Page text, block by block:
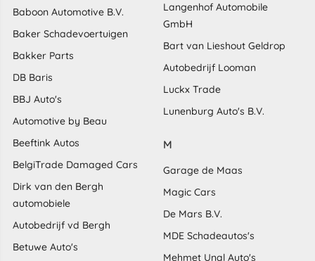
Baboon Automotive B.V.
Baker Schadevoertuigen
Bakker Parts
DB Baris
BBJ Auto's
Automotive by Beau
Beeftink Autos
BelgiTrade Damaged Cars
Dirk van den Bergh
automobiele
Autobedrijf vd Bergh
Betuwe Auto's
Langenhof Automobile
GmbH
Bart van Lieshout Geldrop
Autobedrijf Looman
Luckx Trade
Lunenburg Auto's B.V.
M
Garage de Maas
Magic Cars
De Mars B.V.
MDE Schadeautos's
Mehmet Unal Auto's